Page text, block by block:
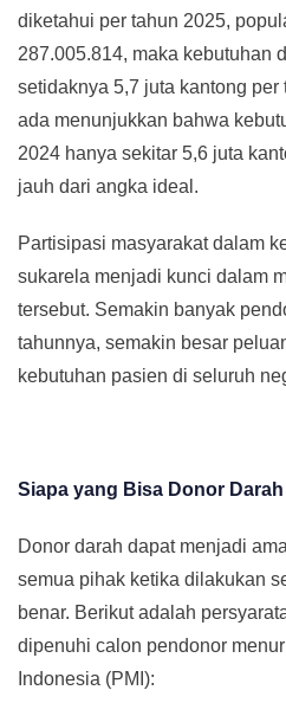
diketahui per tahun 2025,
287.005.814, maka kebutuhan
setidaknya 5,7 juta kantong
ada menunjukkan bahwa
2024 hanya sekitar 5,6 juta
jauh dari angka ideal.
Partisipasi masyarakat dalam
sukarela menjadi kunci dalam
tersebut. Semakin banyak
tahunnya, semakin besar
kebutuhan pasien di seluruh
Siapa yang Bisa Donor Darah
Donor darah dapat menjadi
semua pihak ketika dilakukan
benar. Berikut adalah
dipenuhi calon pendonor
Indonesia (PMI):